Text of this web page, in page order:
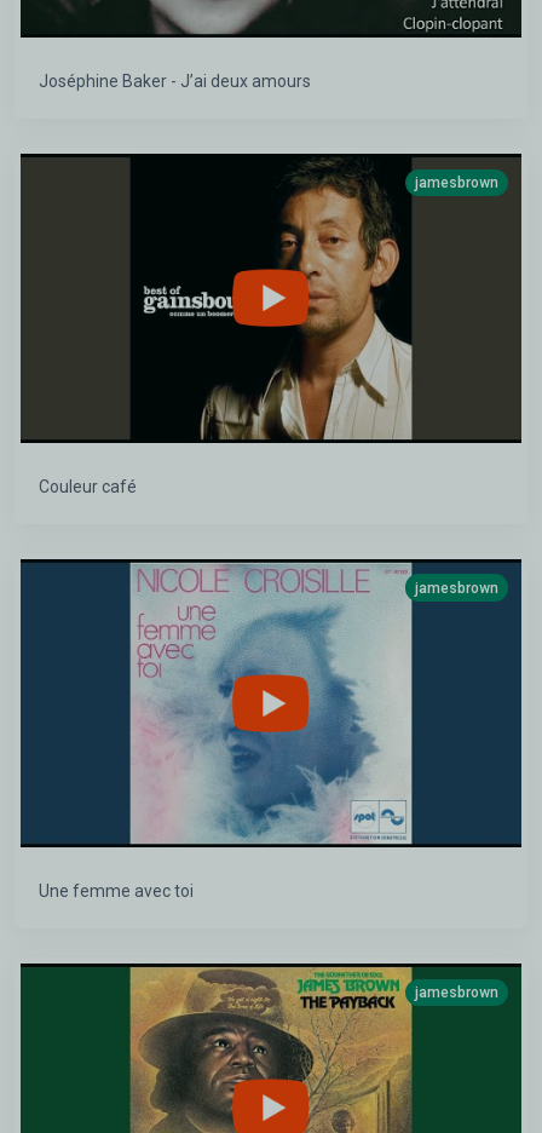
Joséphine Baker - J’ai deux amours
jamesbrown
Couleur café
jamesbrown
Une femme avec toi
jamesbrown